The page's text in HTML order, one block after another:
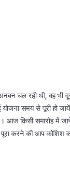
चल रही थी, वह भी
समय से पूरी हो
किसी समारोह में
करने की आप कोशिश